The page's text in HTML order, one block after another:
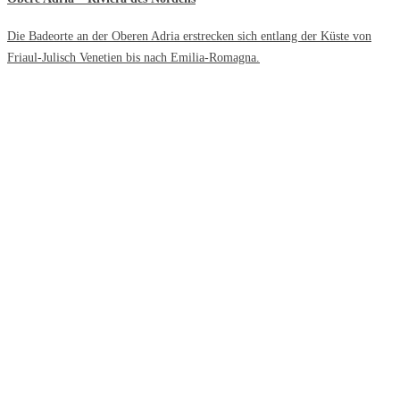
Die Badeorte an der Oberen Adria erstrecken sich entlang der Küste von
Friaul-Julisch Venetien bis nach Emilia-Romagna.